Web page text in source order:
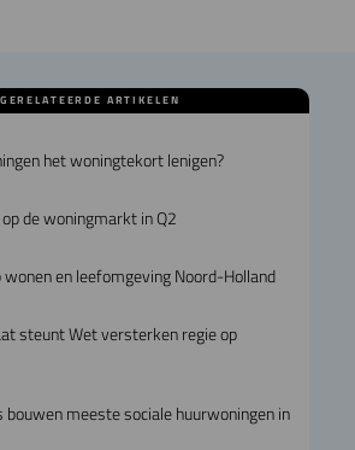
GERELATEERDE ARTIKELEN
het woningtekort lenigen?
de woningmarkt in Q2
wonen en leefomgeving Noord-Holland
steunt Wet versterken regie op
bouwen meeste sociale huurwoningen in